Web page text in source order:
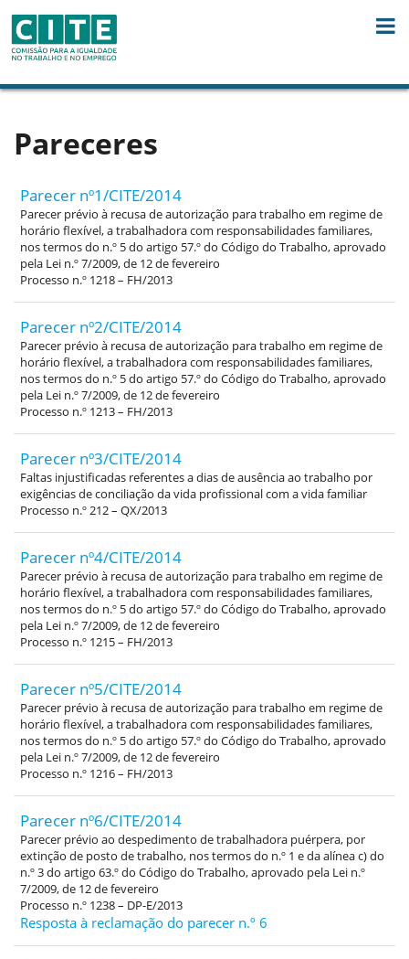
Pareceres
Parecer nº1/CITE/2014
Parecer prévio à recusa de autorização para trabalho em regime de
horário flexível, a trabalhadora com responsabilidades familiares,
nos termos do n.º 5 do artigo 57.º do Código do Trabalho, aprovado
pela Lei n.º 7/2009, de 12 de fevereiro
Processo n.º 1218 – FH/2013
Parecer nº2/CITE/2014
Parecer prévio à recusa de autorização para trabalho em regime de
horário flexível, a trabalhadora com responsabilidades familiares,
nos termos do n.º 5 do artigo 57.º do Código do Trabalho, aprovado
pela Lei n.º 7/2009, de 12 de fevereiro
Processo n.º 1213 – FH/2013
Parecer nº3/CITE/2014
Faltas injustificadas referentes a dias de ausência ao trabalho por
exigências de conciliação da vida profissional com a vida familiar
Processo n.º 212 – QX/2013
Parecer nº4/CITE/2014
Parecer prévio à recusa de autorização para trabalho em regime de
horário flexível, a trabalhadora com responsabilidades familiares,
nos termos do n.º 5 do artigo 57.º do Código do Trabalho, aprovado
pela Lei n.º 7/2009, de 12 de fevereiro
Processo n.º 1215 – FH/2013
Parecer nº5/CITE/2014
Parecer prévio à recusa de autorização para trabalho em regime de
horário flexível, a trabalhadora com responsabilidades familiares,
nos termos do n.º 5 do artigo 57.º do Código do Trabalho, aprovado
pela Lei n.º 7/2009, de 12 de fevereiro
Processo n.º 1216 – FH/2013
Parecer nº6/CITE/2014
Parecer prévio ao despedimento de trabalhadora puérpera, por
extinção de posto de trabalho, nos termos do n.º 1 e da alínea c) do
n.º 3 do artigo 63.º do Código do Trabalho, aprovado pela Lei n.º
7/2009, de 12 de fevereiro
Processo n.º 1238 – DP-E/2013
Resposta à reclamação do parecer n.º 6